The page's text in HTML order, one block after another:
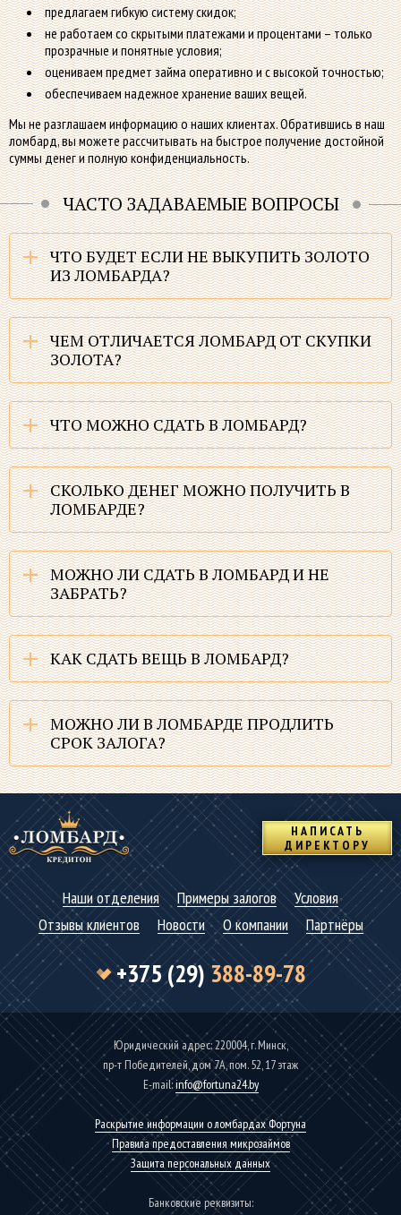
предлагаем гибкую систему скидок;
не работаем со скрытыми платежами и процентами – только
прозрачные и понятные условия;
оцениваем предмет займа оперативно и с высокой точностью;
обеспечиваем надежное хранение ваших вещей.
Мы не разглашаем информацию о наших клиентах. Обратившись в наш
ломбард, вы можете рассчитывать на быстрое получение достойной
суммы денег и полную конфиденциальность.
ЧАСТО ЗАДАВАЕМЫЕ ВОПРОСЫ
ЧТО БУДЕТ ЕСЛИ НЕ ВЫКУПИТЬ ЗОЛОТО
ИЗ ЛОМБАРДА?
ЧЕМ ОТЛИЧАЕТСЯ ЛОМБАРД ОТ СКУПКИ
ЗОЛОТА?
ЧТО МОЖНО СДАТЬ В ЛОМБАРД?
СКОЛЬКО ДЕНЕГ МОЖНО ПОЛУЧИТЬ В
ЛОМБАРДЕ?
МОЖНО ЛИ СДАТЬ В ЛОМБАРД И НЕ
ЗАБРАТЬ?
КАК СДАТЬ ВЕЩЬ В ЛОМБАРД?
МОЖНО ЛИ В ЛОМБАРДЕ ПРОДЛИТЬ
СРОК ЗАЛОГА?
НАПИСАТЬ
ДИРЕКТОРУ
Наши отделения Примеры залогов
Условия
Отзывы клиентов
Новости О компании Партнёры
+375 (29)388-89-78
Юридический адрес: 220004, г. Минск,
пр-т Победителей, дом 7А, пом. 52, 17 этаж
Е-mаil:info@fortuna24.by
Раскрытие информации о ломбардах Фортуна
Правила предоставления микрозаймов
Защита персональных данных
Банковские реквизиты: